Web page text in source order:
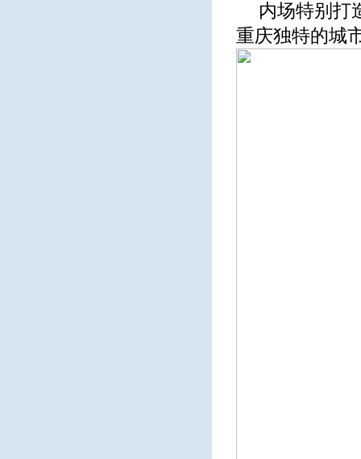
内场特别打
重庆独特的城